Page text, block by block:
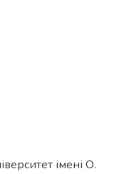
імені О.